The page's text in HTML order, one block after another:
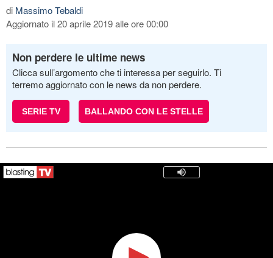
di Massimo Tebaldi
Aggiornato il 20 aprile 2019 alle ore 00:00
Non perdere le ultime news
Clicca sull’argomento che ti interessa per seguirlo. Ti
terremo aggiornato con le news da non perdere.
SERIE TV BALLANDO CON LE STELLE